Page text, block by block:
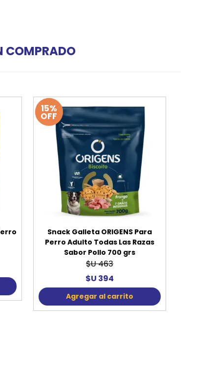
COMPRADO
15%
OFF
Snack Galleta ORIGENS Para
Perro Adulto Todas Las Razas
Sabor Pollo 700 grs
$U 463
$U 394
Agregar al carrito